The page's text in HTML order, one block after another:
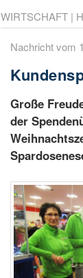
WIRTSCHAFT |
Nachricht
Große
der